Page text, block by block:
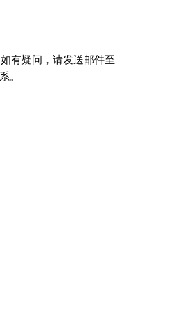
有疑问，请发送邮件至
。